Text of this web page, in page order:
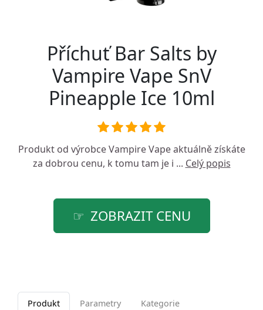
Příchuť Bar Salts by
Vampire Vape SnV
Pineapple Ice 10ml
Produkt od výrobceVampire Vapeaktuálně získáte
za dobrou cenu, k tomu tam je i ... Celý popis
ZOBRAZIT CENU
Produkt Parametry Kategorie